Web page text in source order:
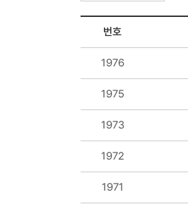
번호
1976
1975
1973
1972
1971